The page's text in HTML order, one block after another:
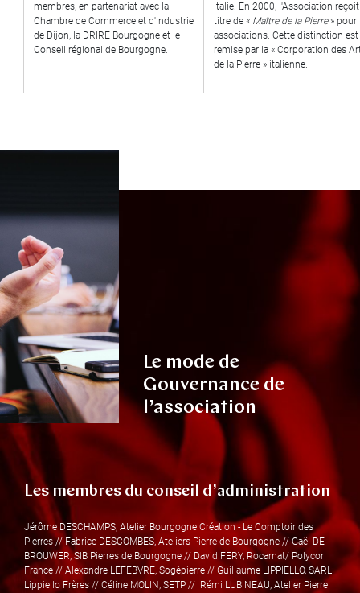
membres, en partenariat avec la
Chambre de Commerce et d'Industrie
de Dijon, la DRIRE Bourgogne et le
Conseil régional de Bourgogne.
Italie. En 2000, l'Association
titre de « Maître de la Pierre » pour
associations. Cette distinction est
remise par la « Corporation des
de la Pierre » italienne.
Le mode de
Gouvernance de
l’association
Les membres du conseil d’administration
Jérôme DESCHAMPS, Atelier Bourgogne Création - Le Comptoir des
Pierres // Fabrice DESCOMBES, Ateliers Pierre de Bourgogne // Gaël DE
BROUWER, SIB Pierres de Bourgogne // David FERY, Rocamat/ Polycor
France // Alexandre LEFEBVRE, Sogépierre // Guillaume LIPPIELLO, SARL
Lippiello Frères // Céline MOLIN, SETP // Rémi LUBINEAU, Atelier Pierre